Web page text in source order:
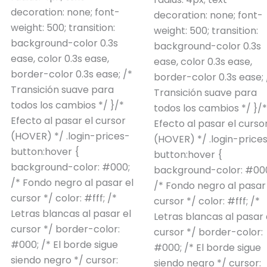
decoration: none; font-
weight: 500; transition:
background-color 0.3s
ease, color 0.3s ease,
border-color 0.3s ease; /*
Transición suave para
todos los cambios */ }/*
Efecto al pasar el cursor
(HOVER) */ .login-prices-
button:hover {
background-color: #000;
/* Fondo negro al pasar el
cursor */ color: #fff; /*
Letras blancas al pasar el
cursor */ border-color:
#000; /* El borde sigue
siendo negro */ cursor:
decoration: none; font-
weight: 500; transition:
background-color 0.3s
ease, color 0.3s ease,
border-color 0.3s
Transición suave para
todos los cambios */ }/*
Efecto al pasar el
(HOVER) */ .login-
button:hover {
background-color:
/* Fondo negro al
cursor */ color: #fff; /*
Letras blancas al pasar
cursor */ border-color:
#000; /* El borde sigue
siendo negro */ cursor: